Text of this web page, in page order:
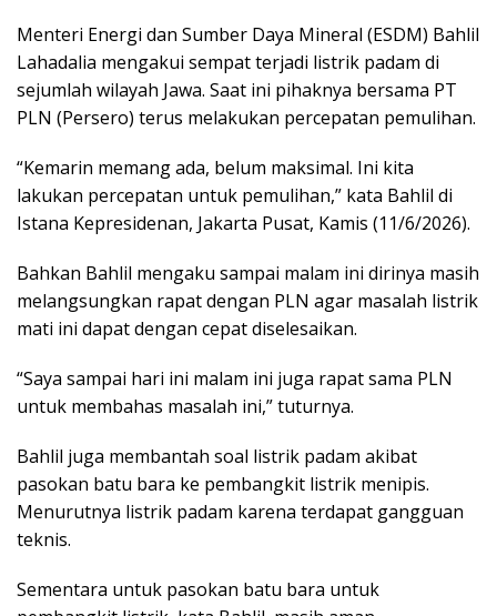
Menteri Energi dan Sumber Daya Mineral (ESDM) Bahlil
Lahadalia mengakui sempat terjadi listrik padam di
sejumlah wilayah Jawa. Saat ini pihaknya bersama PT
PLN (Persero) terus melakukan percepatan pemulihan.
“Kemarin memang ada, belum maksimal. Ini kita
lakukan percepatan untuk pemulihan,” kata Bahlil di
Istana Kepresidenan, Jakarta Pusat, Kamis (11/6/2026).
Bahkan Bahlil mengaku sampai malam ini dirinya masih
melangsungkan rapat dengan PLN agar masalah listrik
mati ini dapat dengan cepat diselesaikan.
“Saya sampai hari ini malam ini juga rapat sama PLN
untuk membahas masalah ini,” tuturnya.
Bahlil juga membantah soal listrik padam akibat
pasokan batu bara ke pembangkit listrik menipis.
Menurutnya listrik padam karena terdapat gangguan
teknis.
Sementara untuk pasokan batu bara untuk